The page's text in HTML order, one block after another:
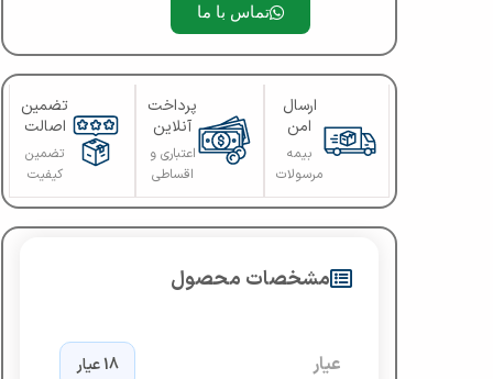
تماس با ما
ارسال
امن
بیمه
مرسولات
پرداخت
آنلاین
اعتباری و
اقساطی
تضمین
اصالت
تضمین
کیفیت
مشخصات محصول
عیار 18 عیار